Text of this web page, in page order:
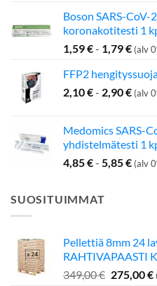
Boson SARS-
koronakotitesti 1
1,59€- 1,79€ (alv
FFP2
2,10€- 2,90€ (alv
Medomics SARS-
yhdistelmätesti 1
4,85€- 5,85€ (alv
SUOSITUIMMAT
Pellettiä 8mm 24
RAHTIVAPAASTI
349,00€ 275,00€